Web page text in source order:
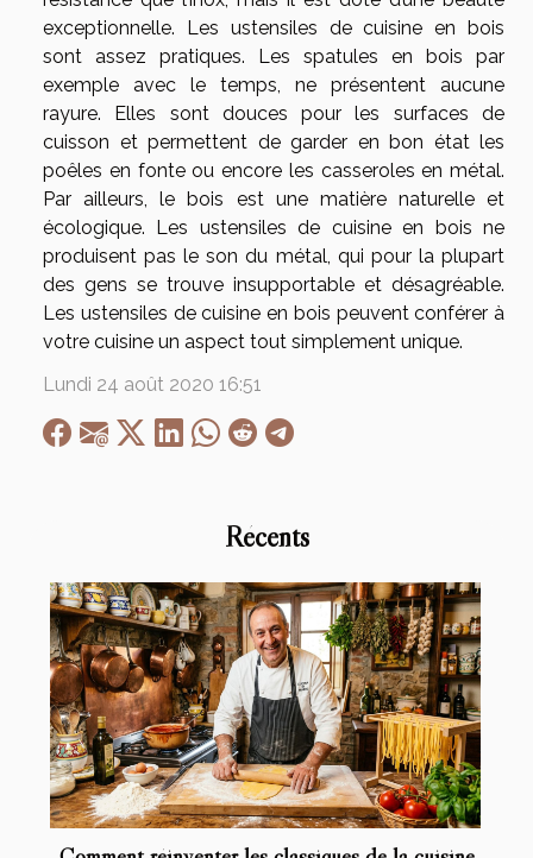
Récents
exceptionnelle. Les ustensiles de cuisine en bois
sont assez pratiques. Les spatules en bois par
exemple avec le temps, ne présentent aucune
rayure. Elles sont douces pour les surfaces de
cuisson et permettent de garder en bon état les
poêles en fonte ou encore les casseroles en métal.
Par ailleurs, le bois est une matière naturelle et
écologique. Les ustensiles de cuisine en bois ne
produisent pas le son du métal, qui pour la plupart
des gens se trouve insupportable et désagréable.
Les ustensiles de cuisine en bois peuvent conférer à
votre cuisine un aspect tout simplement unique.
Lundi 24 août 2020 16:51